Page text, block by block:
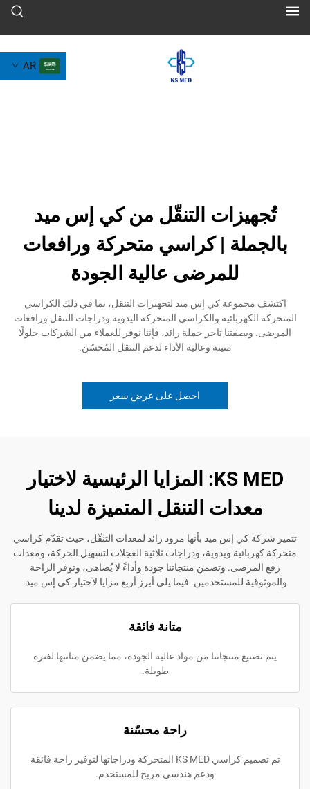
التنقّل من كي إس ميد
| كراسي متحركة ورافعات
للمرضى عالية الجودة
كي إس ميد لتجهيزات التنقل، بما في ذلك الكراسي
والكراسي المتحركة اليدوية ودراجات التنقل ورافعات
تاجر جملة رائد، فإننا نوفر للعملاء من الشركات حلولًا
متينة وعالية الأداء لدعم التنقل المُحسّن.
احصل على عرض سعر
KS MED: المزايا الرئيسية لاختيار
التنقل المتميزة لدينا
إس ميد بأنها مزود رائد لمعدات التنقّل، حيث تقدّم كراسي
ويدوية، ودراجات ثلاثية العجلات لتسهيل الحركة، ومعدات
وتضمن منتجاتنا جودة وأداءً لا يُضاهى، وتوفر الراحة
للمستخدمين. فيما يلي أبرز أربع مزايا لاختيار كي إس ميد.
منتجاتنا من مواد عالية الجودة، مما يضمن متانتها لفترة
راحة محسّنة
تم تصميم كراسي KS MED المتحركة ودراجاتها لتوفير راحة فائقة
ودعم هندسي مريح للمستخدم.